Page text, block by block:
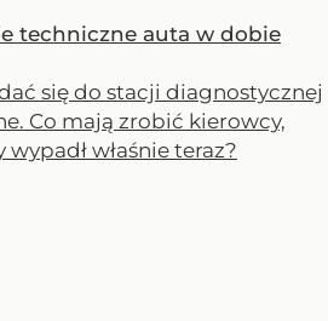
techniczne auta w dobie
się do stacji diagnostycznej
Co mają zrobić kierowcy,
właśnie teraz?